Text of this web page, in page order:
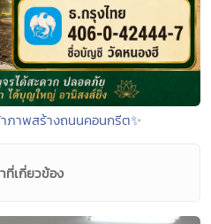
ภาพสร้างถนนคอนกรีต✨
ที่เกี่ยวข้อง